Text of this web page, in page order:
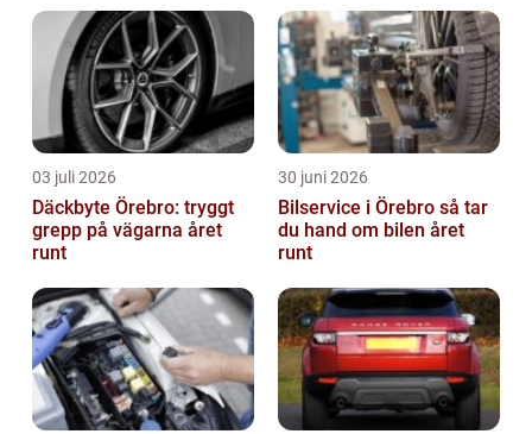
grundlig översikt av el...
03 juli 2026
Däckbyte Örebro: tryggt
grepp på vägarna året
runt
30 juni 2026
Bilservice i Örebro så tar
du hand om bilen året
runt